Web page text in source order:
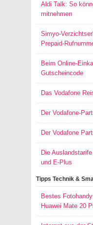
Aldi Talk: So
mitnehmen
Simyo-
Prepaid-
Beim Online-
Gutscheincode
Das Vodafone
Der Vodafone-
Der Vodafone
Die
und E-Plus
Tipps Technik &
Bestes
Huawei Mate 20